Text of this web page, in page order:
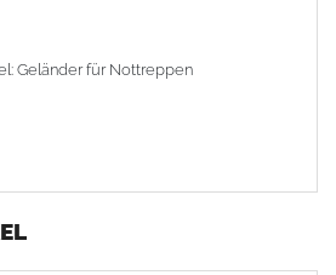
Geländer für Nottreppen